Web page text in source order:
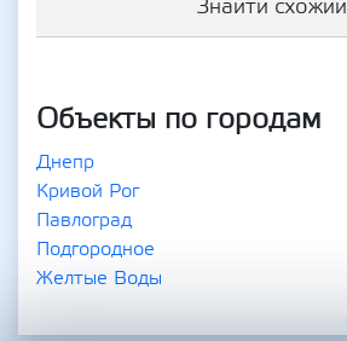
Знайти схожий
Объекты по городам
Днепр
Кривой Рог
Павлоград
Подгородное
Желтые Воды